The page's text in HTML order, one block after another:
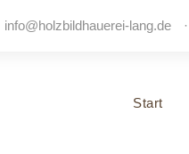
info@holzbildhauerei-lang.de ·
Start